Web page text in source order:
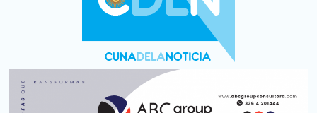
Central venció 1 a 0 al River de Coudet en el Monumental
Pullaro mejora sus relaciones con el Gobierno nacional